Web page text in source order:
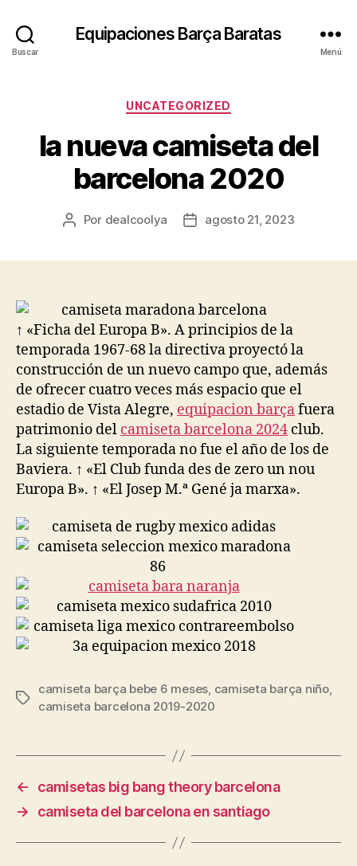
Buscar
Equipaciones Barça Baratas
Menú
Categorías
UNCATEGORIZED
la nueva camiseta del
barcelona 2020
Autor
Por dealcoolya
Fechaagosto 21, 2023
↑ «Ficha del Europa B». A principios de la
temporada 1967-68 la directiva proyectó la
construcción de un nuevo campo que, además
de ofrecer cuatro veces más espacio que el
estadio de Vista Alegre, equipacion barçafuera
patrimonio del camiseta barcelona 2024 club.
La siguiente temporada no fue el año de los de
Baviera. ↑ «El Club funda des de zero un nou
Europa B». ↑ «El Josep M.ª Gené ja marxa».
Etiquetas
camiseta barça bebe 6 meses, camiseta barça niño,
camiseta barcelona 2019-2020
←
camisetas big bang theory barcelona
→
camiseta del barcelona en santiago